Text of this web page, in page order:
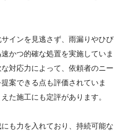
インを見逃さず、雨漏りやひび
かつ的確な処置を実施していま
対応力によって、依頼者のニー
案できる点も評価されていま
た施工にも定評があります。
も力を入れており、持続可能な